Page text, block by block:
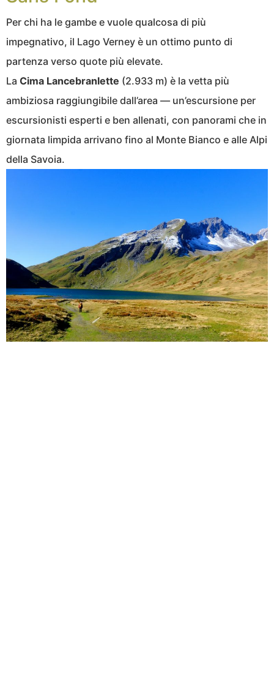
Per chi ha le gambe e vuole qualcosa di più
impegnativo, il Lago Verney è un ottimo punto di
partenza verso quote più elevate.
La Cima Lancebranlette (2.933 m) è la vetta più
ambiziosa raggiungibile dall’area — un’escursione per
escursionisti esperti e ben allenati, con panorami che in
giornata limpida arrivano fino al Monte Bianco e alle Alpi
della Savoia.